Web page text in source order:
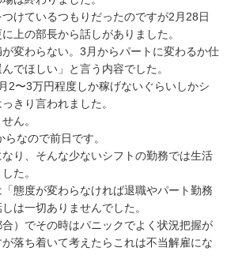
けているつもりだったのですが2月28日
上の部長から話しがありました。
変わらない。3月からパートに変わるか仕
でほしい」と言う内容でした。
2〜3万円程度しか稼げないぐらいしかシ
きり言われました。
ん。
なので前日です。
り、そんな少ないシフトの勤務では生活
た。
態度が変わらなければ退職やパート勤務
は一切ありませんでした。
）でその時はパニックでよく状況把握が
落ち着いて考えたらこれは不当解雇にな